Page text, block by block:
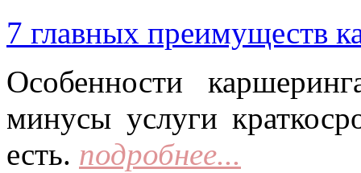
7 главных преимуществ
Особенности
минусы услуги
есть. подробнее...